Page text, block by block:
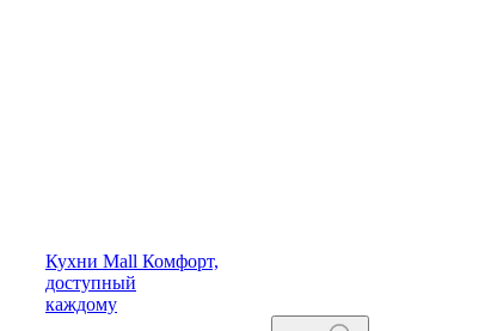
Кухни Mall Комфорт,
доступный
каждому